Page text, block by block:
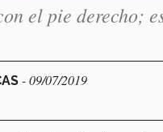
el pie derecho;
- 09/07/2019